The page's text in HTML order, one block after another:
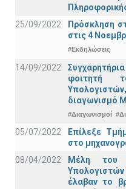
25/09/2022
Πρόσκληση
στις 4
#Εκδηλώσεις
14/09/2022
φοιτητή
διαγωνισμό
#Διαγωνισμοί
05/07/2022
Επίλεξε
στο
08/04/2022
Μέλη του
έλαβαν το